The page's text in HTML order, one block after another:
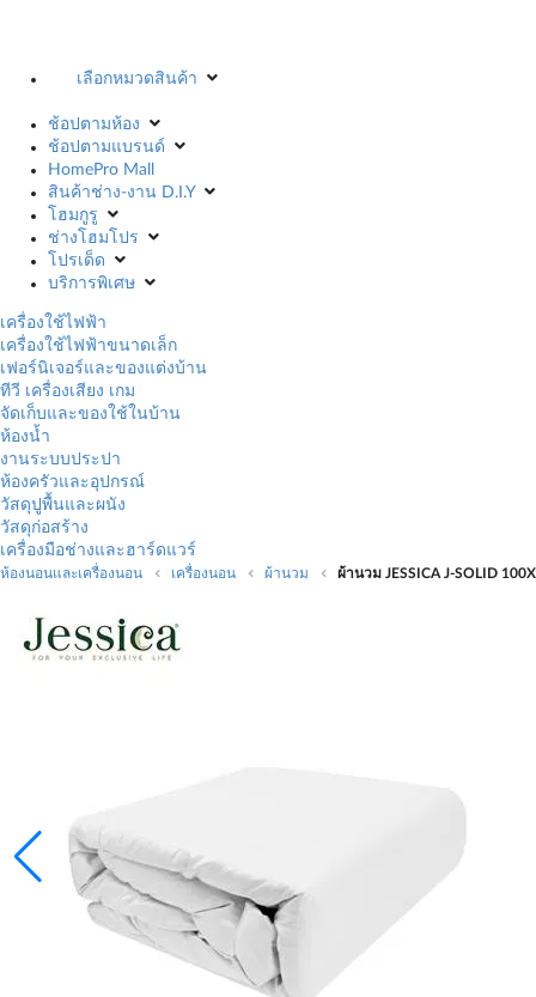
เลือกหมวดสินค้า
ช้อปตามห้อง
ช้อปตามแบรนด์
HomePro Mall
สินค้าช่าง-งาน D.I.Y
โฮมกูรู
ช่างโฮมโปร
โปรเด็ด
บริการพิเศษ
เครื่องใช้ไฟฟ้า
เครื่องใช้ไฟฟ้าขนาดเล็ก
เฟอร์นิเจอร์และของแต่งบ้าน
ทีวี เครื่องเสียง เกม
จัดเก็บและของใช้ในบ้าน
ห้องน้ำ
งานระบบประปา
ห้องครัวและอุปกรณ์
วัสดุปูพื้นและผนัง
วัสดุก่อสร้าง
เครื่องมือช่างและฮาร์ดแวร์
ห้องนอนและเครื่องนอน เครื่องนอน ผ้านวม ผ้านวม JESSICA J-SOLID